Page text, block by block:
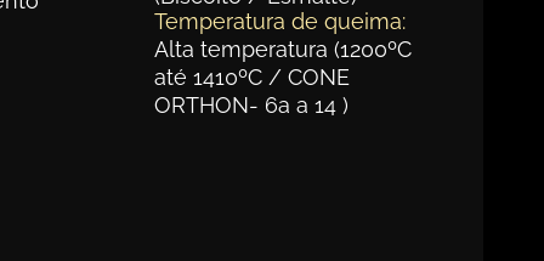
Temperatura de queima:
Alta temperatura (1200ºC
até 1410ºC / CONE
ORTHON- 6a a 14 )